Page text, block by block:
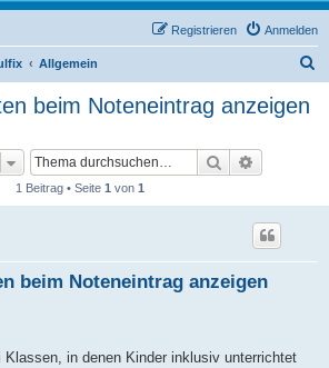
Anmelden
Registrieren
Allgemein
beim Noteneintrag anzeigen
Suche
1 Beitrag • Seite 1 von 1
beim Noteneintrag anzeigen
Klassen, in denen Kinder inklusiv unterrichtet